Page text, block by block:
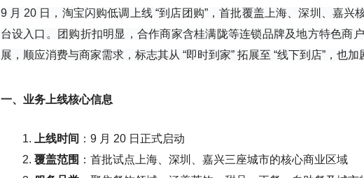
9 月 20 日，淘宝闪购低调上线 “到店团购”，首批覆盖上海、深圳、嘉
台设入口。团购折扣明显，合作商家含桂满陇等连锁品牌及地方特色商
展，顺应消费与商家需求，标志其从 “即时到家” 拓展至 “线下到店”，也
一、业务上线核心信息
上线时间 ：9 月 20 日正式启动
覆盖范围 ：首批试点上海、深圳、嘉兴三座城市的核心商业区域